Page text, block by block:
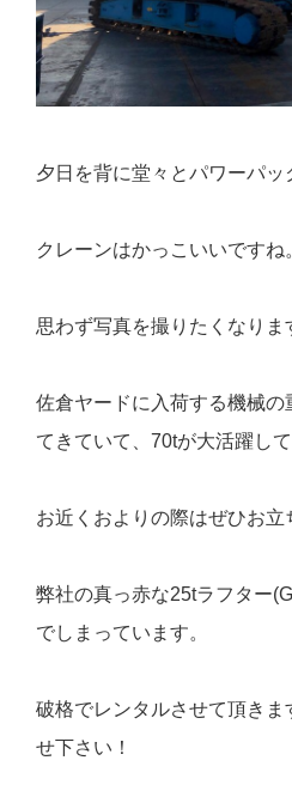
夕日を背に堂々とパワーパッ
クレーンはかっこいいですね
思わず写真を撮りたくなりま
佐倉ヤードに入荷する機械の
てきていて、70tが大活躍して
お近くおよりの際はぜひお立
弊社の真っ赤な25tラフター
でしまっています。
破格でレンタルさせて頂き
せ下さい！